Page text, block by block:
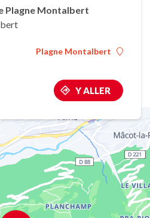
Plagne Montalbert
Plagne Montalbert
Y ALLER